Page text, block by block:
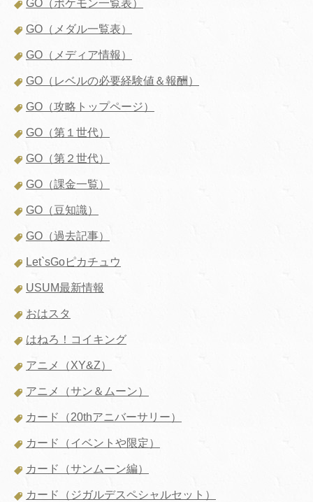
GO（ポケモン一覧表）
GO（メダル一覧表）
GO（メディア情報）
GO（レベルの必要経験値＆報酬）
GO（攻略トップページ）
GO（第１世代）
GO（第２世代）
GO（課金一覧）
GO（豆知識）
GO（過去記事）
Let`sGoピカチュウ
USUM最新情報
おはスタ
はねろ！コイキング
アニメ（XY&Z）
アニメ（サン＆ムーン）
カード（20thアニバーサリー）
カード（イベントや限定）
カード（サンムーン編）
カード（ジガルデスペシャルセット）